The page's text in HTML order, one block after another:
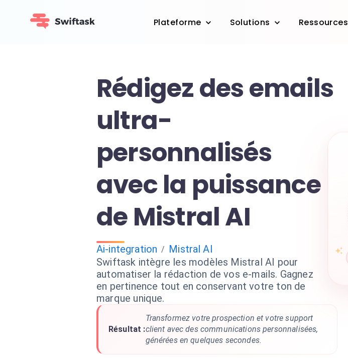
Plateforme Solutions Ressources
Rédigez des emails
ultra-
personnalisés
avec la puissance
de Mistral AI
Ai-integration / Mistral AI
Swiftask intègre les modèles Mistral AI pour
automatiser la rédaction de vos e-mails. Gagnez
en pertinence tout en conservant votre ton de
marque unique.
Résultat :
Transformez votre prospection et votre support
client avec des communications personnalisées,
générées en quelques secondes.